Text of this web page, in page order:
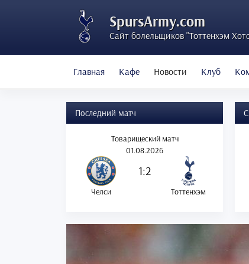
SpursArmy.com
Сайт болельщиков "Тоттенхэм
Главная Кафе Новости Клуб
Последний матч
Товарищеский матч
01.08.2026
1:2
Челси Тоттенхэм